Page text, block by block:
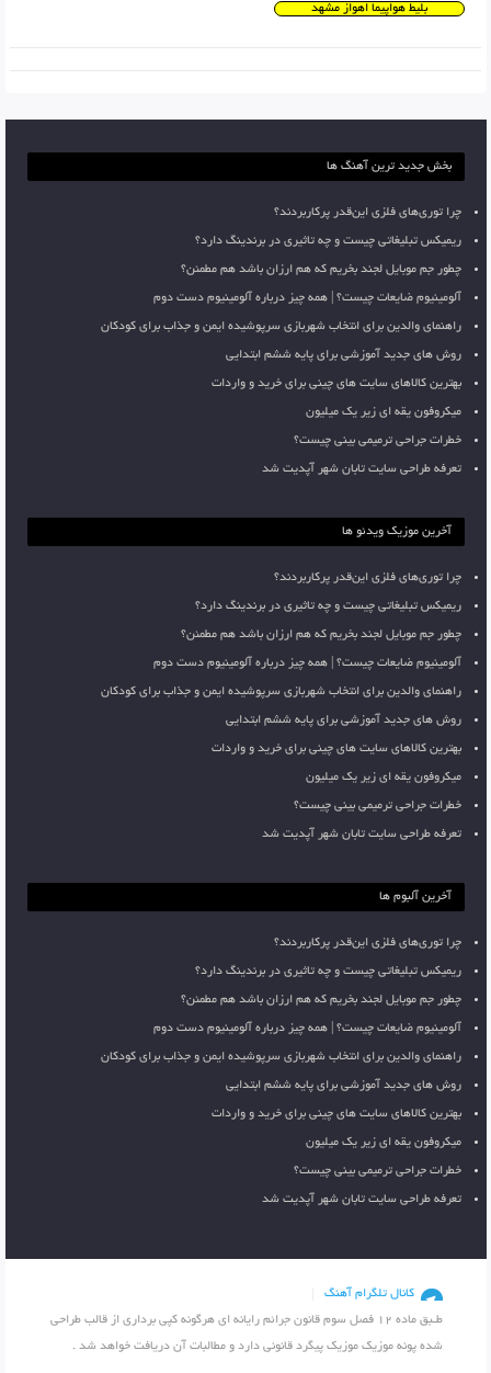
بلیط هواپیما اهواز مشهد
بخش جدید ترین آهنگ ها
چرا توری‌های فلزی این‌قدر پرکاربردند؟
ریمیکس تبلیغاتی چیست و چه تاثیری در برندینگ دارد؟
چطور جم موبایل لجند بخریم که هم ارزان باشد هم مطمئن؟
آلومینیوم ضایعات چیست؟ | همه چیز درباره آلومینیوم دست دوم
راهنمای والدین برای انتخاب شهربازی سرپوشیده ایمن و جذاب برای کودکان
روش های جدید آموزشی برای پایه ششم ابتدایی
بهترین کالاهای سایت های چینی برای خرید و واردات
میکروفون یقه ای زیر یک میلیون
خطرات جراحی ترمیمی بینی چیست؟
تعرفه طراحی سایت تابان شهر آپدیت شد
آخرین موزیک ویدئو ها
چرا توری‌های فلزی این‌قدر پرکاربردند؟
ریمیکس تبلیغاتی چیست و چه تاثیری در برندینگ دارد؟
چطور جم موبایل لجند بخریم که هم ارزان باشد هم مطمئن؟
آلومینیوم ضایعات چیست؟ | همه چیز درباره آلومینیوم دست دوم
راهنمای والدین برای انتخاب شهربازی سرپوشیده ایمن و جذاب برای کودکان
روش های جدید آموزشی برای پایه ششم ابتدایی
بهترین کالاهای سایت های چینی برای خرید و واردات
میکروفون یقه ای زیر یک میلیون
خطرات جراحی ترمیمی بینی چیست؟
تعرفه طراحی سایت تابان شهر آپدیت شد
آخرین آلبوم ها
چرا توری‌های فلزی این‌قدر پرکاربردند؟
ریمیکس تبلیغاتی چیست و چه تاثیری در برندینگ دارد؟
چطور جم موبایل لجند بخریم که هم ارزان باشد هم مطمئن؟
آلومینیوم ضایعات چیست؟ | همه چیز درباره آلومینیوم دست دوم
راهنمای والدین برای انتخاب شهربازی سرپوشیده ایمن و جذاب برای کودکان
روش های جدید آموزشی برای پایه ششم ابتدایی
بهترین کالاهای سایت های چینی برای خرید و واردات
میکروفون یقه ای زیر یک میلیون
خطرات جراحی ترمیمی بینی چیست؟
تعرفه طراحی سایت تابان شهر آپدیت شد
کانال تلگرام آهنگ
طـبق ماده 12 فصل سوم قانون جرائم رایانه ای هرگونه کپی برداری از قالب طراحی
شده پونه موزیک موزیک پیگرد قانونی دارد و مطالبات آن دریافت خواهد شد .